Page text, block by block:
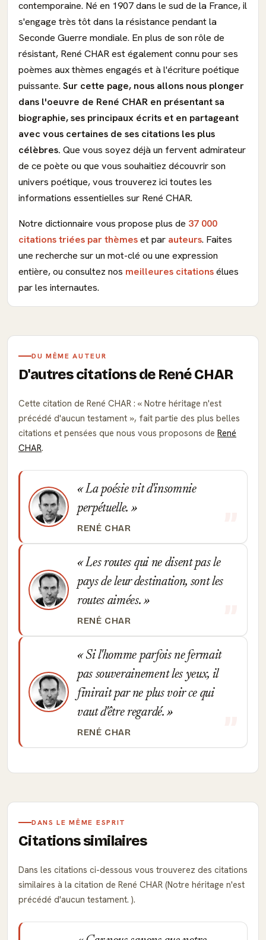
contemporaine. Né en 1907 dans le sud de la France, il
s'engage très tôt dans la résistance pendant la
Seconde Guerre mondiale. En plus de son rôle de
résistant, René CHAR est également connu pour ses
poèmes aux thèmes engagés et à l'écriture poétique
puissante. Sur cette page, nous allons nous plonger
dans l'oeuvre de René CHAR en présentant sa
biographie, ses principaux écrits et en partageant
avec vous certaines de ses citations les plus
célèbres. Que vous soyez déjà un fervent admirateur
de ce poète ou que vous souhaitiez découvrir son
univers poétique, vous trouverez ici toutes les
informations essentielles sur René CHAR.
Notre dictionnaire vous propose plus de 37 000
citations triées par thèmeset par auteurs. Faites
une recherche sur un mot-clé ou une expression
entière, ou consultez nos meilleures citationsélues
par les internautes.
DU MÊME AUTEUR
D'autres citations de René CHAR
Cette citation de René CHAR :
Notre héritage n'est
précédé d'aucun testament , fait partie des plus belles
citations et pensées que nous vous proposons de René
CHAR.
La poésie vit d'insomnie
perpétuelle.
RENÉ CHAR
Les routes qui ne disent pas le
pays de leur destination, sont les
routes aimées.
RENÉ CHAR
Si l'homme parfois ne fermait
pas souverainement les yeux, il
finirait par ne plus voir ce qui
vaut d'être regardé.
RENÉ CHAR
DANS LE MÊME ESPRIT
Citations similaires
Dans les citations ci-dessous vous trouverez des citations
similaires à la citation de René CHAR (Notre héritage n'est
précédé d'aucun testament. ).